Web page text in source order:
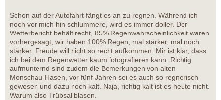
Schon auf der Autofahrt fängt es an zu regnen. Während ich
noch vor mich hin schlummere, wird es immer doller. Der
Wetterbericht behält recht, 85% Regenwahrscheinlichkeit waren
vorhergesagt, wir haben 100% Regen, mal stärker, mal noch
stärker. Freude will nicht so recht aufkommen. Mir ist klar, dass
ich bei dem Regenwetter kaum fotografieren kann. Richtig
aufmunternd sind zudem die Bemerkungen von alten
Monschau-Hasen, vor fünf Jahren sei es auch so regnerisch
gewesen und dazu noch kalt. Naja, richtig kalt ist es heute nicht.
Warum also Trübsal blasen.